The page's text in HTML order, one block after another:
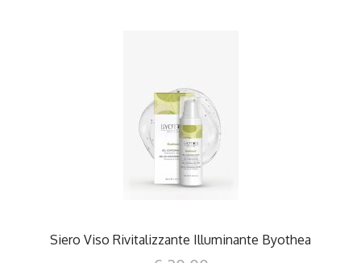
DETTAGLI
Siero Viso Rivitalizzante Illuminante Byothea